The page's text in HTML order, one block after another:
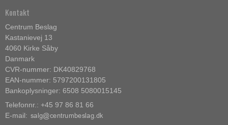
Kontakt
Centrum Beslag
Kastanievej 13
4060 Kirke Såby
Danmark
CVR-nummer: DK40829768
EAN-nummer: 5797200131805
Bankoplysninger: 6508 5080015145
Telefonnr.: +45 97 86 81 66
E-mail: